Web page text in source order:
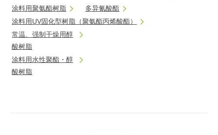
涂料用聚氨酯树脂
多异氰酸酯
涂料用UV固化型树脂（聚氨酯丙烯酸酯）
常温、强制干燥用醇
酸树脂
涂料用水性聚酯・醇
酸树脂